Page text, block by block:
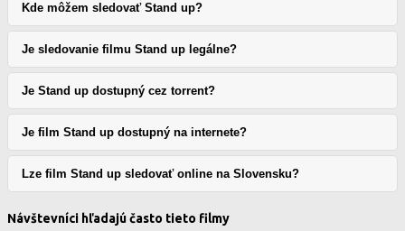
Kde môžem sledovať Stand up?
Je sledovanie filmu Stand up legálne?
Je Stand up dostupný cez torrent?
Je film Stand up dostupný na internete?
Lze film Stand up sledovať online na Slovensku?
Návštevníci hľadajú často tieto filmy